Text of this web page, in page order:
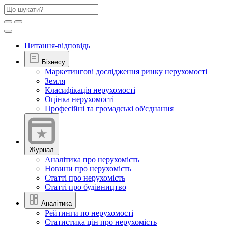
Питання-відповідь
Бізнесу
Маркетингові дослідження ринку нерухомості
Земля
Класифікація нерухомості
Оцінка нерухомості
Професійні та громадські об'єднання
Журнал
Аналітика про нерухомість
Новини про нерухомість
Статті про нерухомість
Статті про будівництво
Аналітика
Рейтинги по нерухомості
Статистика цін про нерухомість